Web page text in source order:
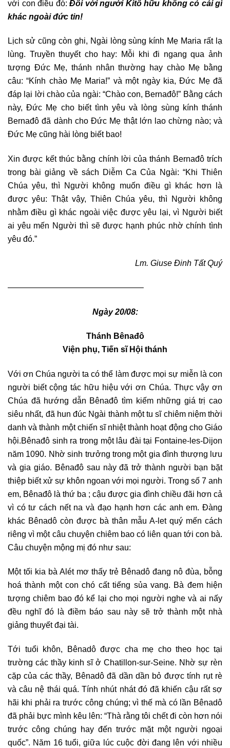
với con điều đó: Đối với người Kitô hữu không có cái gì
khác ngoài đức tin!
Lịch sử cũng còn ghi, Ngài lòng sùng kính Mẹ Maria rất lạ
lùng. Truyền thuyết cho hay: Mỗi khi đi ngang qua ảnh
tượng Đức Mẹ, thánh nhân thường hay chào Mẹ bằng
câu: “Kính chào Mẹ Maria!” và một ngày kia, Đức Mẹ đã
đáp lại lời chào của ngài: “Chào con, Bernađô!” Bằng cách
này, Đức Mẹ cho biết tình yêu và lòng sùng kính thánh
Bernađô đã dành cho Đức Mẹ thật lớn lao chừng nào; và
Đức Mẹ cũng hài lòng biết bao!
Xin được kết thúc bằng chính lời của thánh Bernađô trích
trong bài giảng về sách Diễm Ca Của Ngài: “Khi Thiên
Chúa yêu, thì Người không muốn điều gì khác hơn là
được yêu: Thật vậy, Thiên Chúa yêu, thì Người không
nhằm điều gì khác ngoài việc được yêu lại, vì Người biết
ai yêu mến Người thì sẽ được hạnh phúc nhờ chính tình
yêu đó.”
Lm. Giuse Đinh Tất Quý
————————————————–
Ngày 20/08:
Thánh Bênađô
Viện phụ, Tiến sĩ Hội thánh
Với ơn Chúa người ta có thể làm được mọi sự miễn là con
người biết cộng tác hữu hiệu với ơn Chúa. Thực vậy ơn
Chúa đã hướng dẫn Bênađô tìm kiếm những giá trị cao
siêu nhất, đã hun đúc Ngài thành một tu sĩ chiêm niệm thời
danh và thành một chiến sĩ nhiệt thành hoạt động cho Giáo
hội.Bênađô sinh ra trong một lâu đài tại Fontaine-les-Dijon
năm 1090. Nhờ sinh trưởng trong một gia đình thượng lưu
và gia giáo. Bênađô sau này đã trở thành người bạn bặt
thiệp biết xử sự khôn ngoan với mọi người. Trong số 7 anh
em, Bênađô là thứ ba ; cậu được gia đình chiều đãi hơn cả
vì có tư cách nết na và đạo hạnh hơn các anh em. Đàng
khác Bênadô còn được bà thân mẫu A-let quý mến cách
riêng vì một câu chuyện chiêm bao có liên quan tới con bà.
Câu chuyện mộng mị đó như sau:
Một tối kia bà Alét mơ thấy trẻ Bênadô đang nô đùa, bỗng
hoá thành một con chó cất tiếng sủa vang. Bà đem hiện
tượng chiêm bao đó kể lại cho mọi người nghe và ai nấy
đều nghĩ đó là điềm báo sau này sẽ trở thành một nhà
giảng thuyết đại tài.
Tới tuổi khôn, Bênadô được cha mẹ cho theo học tại
trường các thầy kinh sĩ ở Chatillon-sur-Seine. Nhờ sự rèn
cặp của các thầy, Bênadô đã dần dần bỏ được tính rụt rè
và câu nệ thái quá. Tính nhút nhát đó đã khiến cậu rất sợ
hãi khi phải ra trước công chúng; vì thế mà có lần Bênadô
đã phải bực mình kêu lên: “Thà rằng tôi chết đi còn hơn nói
trước công chúng hay đến trước mặt một người ngoại
quốc”. Năm 16 tuổi, giữa lúc cuộc đời đang lên với nhiều